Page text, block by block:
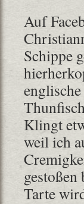
Auf
Schippe
Klingt
weil ich
Tarte